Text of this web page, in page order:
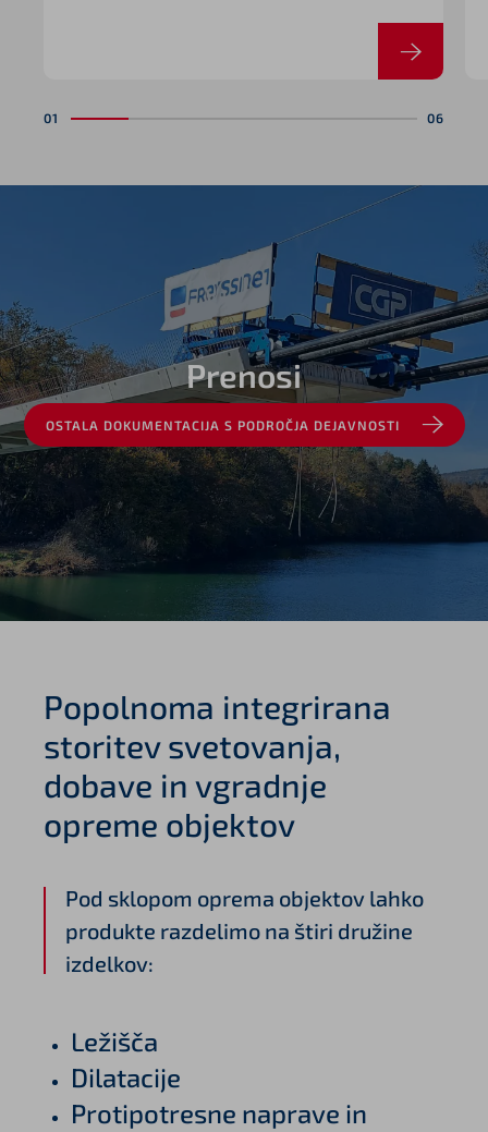
Prenosi
OSTALA DOKUMENTACIJA S PODROČJA DEJAVNOSTI
Popolnoma integrirana
storitev svetovanja,
dobave in vgradnje
opreme objektov
Pod sklopom oprema objektov lahko
produkte razdelimo na štiri družine
izdelkov:
Ležišča
Dilatacije
Protipotresne naprave in